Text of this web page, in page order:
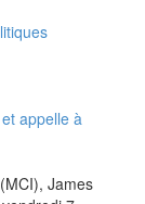
appelle à
James